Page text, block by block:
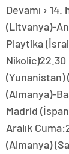
Devamı ›
(Litvanya)-
Playtika
Nikolic)22.30
(Yunanistan)
(Almanya)-
Madrid
Aralık
(Almanya)